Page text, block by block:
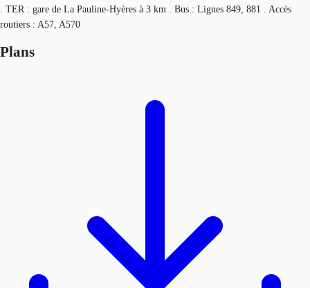
. TER : gare de La Pauline-Hyères à 3 km . Bus : Lignes 849, 881 . Accès
routiers : A57, A570
Plans